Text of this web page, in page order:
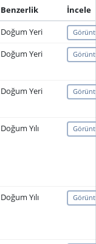
Benzerlik
İncele
Doğum Yeri
Doğum Yeri
Doğum Yeri
Doğum Yılı
Doğum Yılı